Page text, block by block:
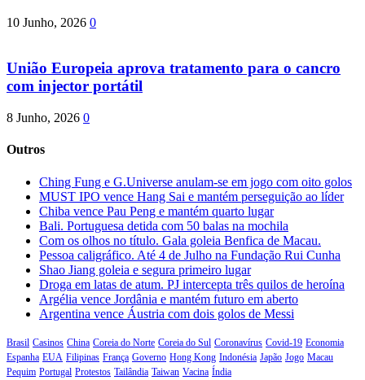
10 Junho, 2026 0
União Europeia aprova tratamento para o cancro
com injector portátil
8 Junho, 2026 0
Outros
Ching Fung e G.Universe anulam-se em jogo com oito golos
MUST IPO vence Hang Sai e mantém perseguição ao líder
Chiba vence Pau Peng e mantém quarto lugar
Bali. Portuguesa detida com 50 balas na mochila
Com os olhos no título. Gala goleia Benfica de Macau.
Pessoa caligráfico. Até 4 de Julho na Fundação Rui Cunha
Shao Jiang goleia e segura primeiro lugar
Droga em latas de atum. PJ intercepta três quilos de heroína
Argélia vence Jordânia e mantém futuro em aberto
Argentina vence Áustria com dois golos de Messi
Brasil Casinos China Coreia do Norte Coreia do Sul Coronavírus Covid-19 Economia
Espanha EUA Filipinas França Governo Hong Kong Indonésia Japão Jogo Macau
Pequim Portugal Protestos Tailândia Taiwan Vacina Índia